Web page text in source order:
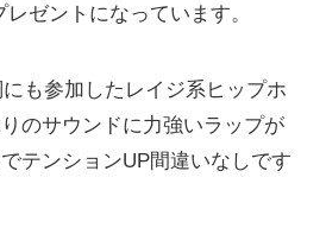
ゼントになっています。
も参加したレイジ系ヒップホ
のサウンドに力強いラップが
テンションUP間違いなしです